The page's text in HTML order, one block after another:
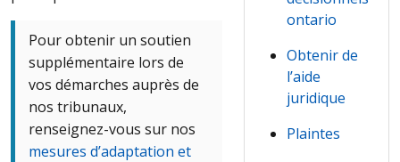
Pour obtenir un soutien
supplémentaire lors de
vos démarches auprès de
nos tribunaux,
renseignez-vous sur nos
mesures d’adaptation et
ontario
Obtenir de
l’aide
juridique
Plaintes